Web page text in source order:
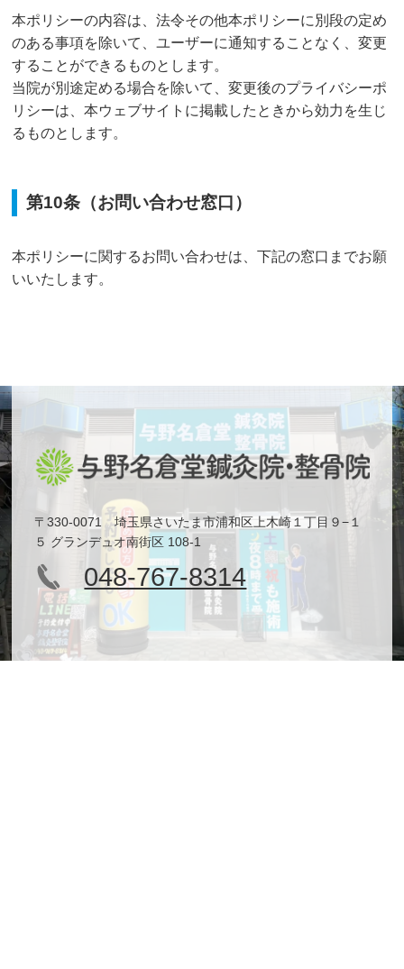
本ポリシーの内容は、法令その他本ポリシーに別段の定め
のある事項を除いて、ユーザーに通知することなく、変更
することができるものとします。
当院が別途定める場合を除いて、変更後のプライバシーポ
リシーは、本ウェブサイトに掲載したときから効力を生じ
るものとします。
第10条（お問い合わせ窓口）
本ポリシーに関するお問い合わせは、下記の窓口までお願
いいたします。
〒330-0071 埼玉県さいたま市浦和区上木崎１丁目９−１
５ グランデュオ南街区 108-1
048-767-8314